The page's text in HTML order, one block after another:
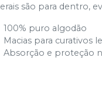
são para dentro,
100% puro algodão
Macias para curativos
Absorção e proteção